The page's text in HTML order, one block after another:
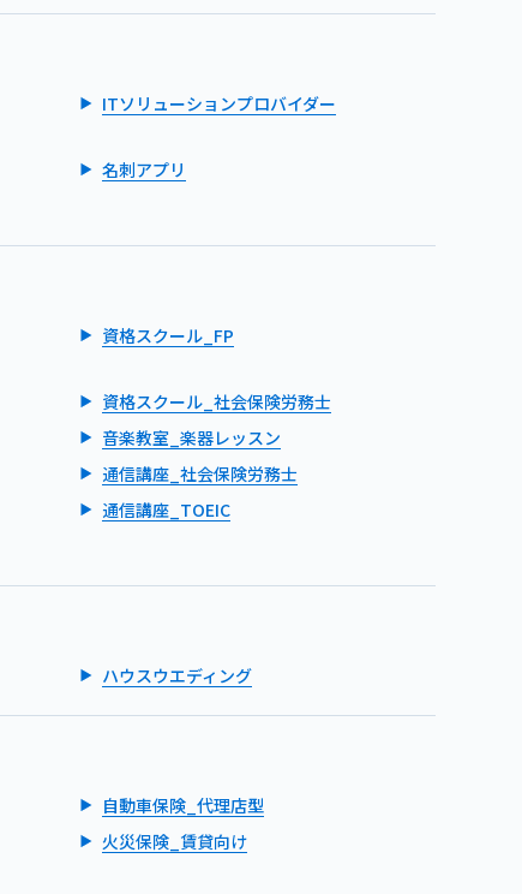
ITソリューションプロバイダー
名刺アプリ
資格スクール_FP
資格スクール_社会保険労務士
音楽教室_楽器レッスン
通信講座_社会保険労務士
通信講座_TOEIC
ハウスウエディング
自動車保険_代理店型
火災保険_賃貸向け